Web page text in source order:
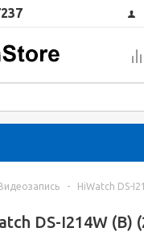
- HiWatch DS-
DS-I214W (B)